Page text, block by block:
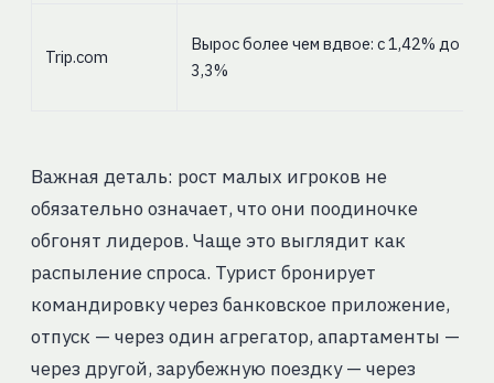
Trip.com
Вырос более чем вдвое: с 1,42% до
3,3%
Важная деталь: рост малых игроков не
обязательно означает, что они поодиночке
обгонят лидеров. Чаще это выглядит как
распыление спроса. Турист бронирует
командировку через банковское приложение,
отпуск — через один агрегатор, апартаменты —
через другой, зарубежную поездку — через